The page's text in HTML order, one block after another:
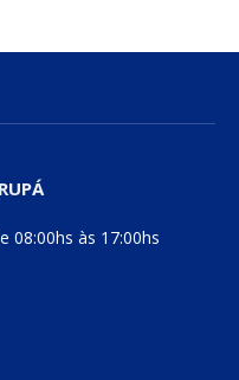
08:00hs às 17:00hs